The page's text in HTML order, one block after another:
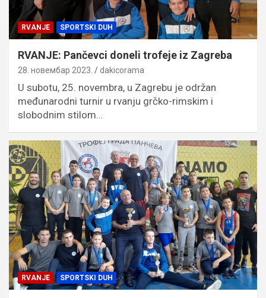
RVANJE SPORTSKI DUH
RVANJE: Pančevci doneli trofeje iz Zagreba
28. новембар 2023. dakicorama
U subotu, 25. novembra, u Zagrebu je održan
međunarodni turnir u rvanju grčko-rimskim i
slobodnim stilom…
RVANJE SPORTSKI DUH